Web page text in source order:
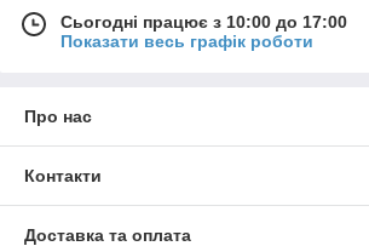
Сьогодні працює з 10:00 до 17:00
Показати весь графік роботи
Про нас
Контакти
Доставка та оплата